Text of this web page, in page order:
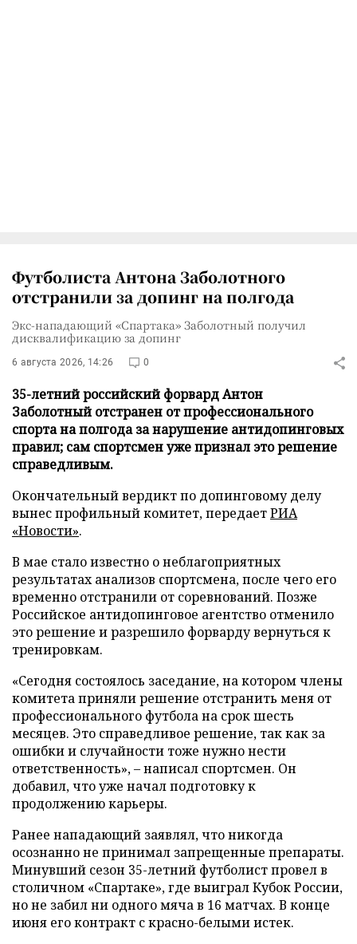
Футболиста Антона Заболотного
отстранили за допинг на полгода
Экс-нападающий «Спартака» Заболотный получил
дисквалификацию за допинг
6 августа 2026, 14:26 0
35-летний российский форвард Антон
Заболотный отстранен от профессионального
спорта на полгода за нарушение антидопинговых
правил; сам спортсмен уже признал это решение
справедливым.
Окончательный вердикт по допинговому делу
вынес профильный комитет, передаетРИА
«Новости».
В мае стало известно о неблагоприятных
результатах анализов спортсмена, после чего его
временно отстранили от соревнований. Позже
Российское антидопинговое агентство отменило
это решение и разрешило форварду вернуться к
тренировкам.
«Сегодня состоялось заседание, на котором члены
комитета приняли решение отстранить меня от
профессионального футбола на срок шесть
месяцев. Это справедливое решение, так как за
ошибки и случайности тоже нужно нести
ответственность», – написал спортсмен. Он
добавил, что уже начал подготовку к
продолжению карьеры.
Ранее нападающий заявлял, что никогда
осознанно не принимал запрещенные препараты.
Минувший сезон 35-летний футболист провел в
столичном «Спартаке», где выиграл Кубок России,
но не забил ни одного мяча в 16 матчах. В конце
июня его контракт с красно-белыми истек.